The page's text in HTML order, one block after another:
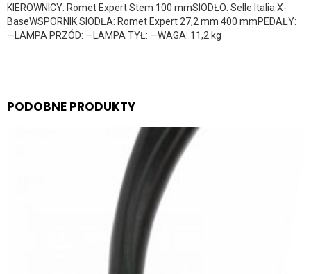
KIEROWNICY: Romet Expert Stem 100 mmSIODŁO: Selle Italia X-
BaseWSPORNIK SIODŁA: Romet Expert 27,2 mm 400 mmPEDAŁY:
—LAMPA PRZÓD: —LAMPA TYŁ: —WAGA: 11,2 kg
PODOBNE PRODUKTY